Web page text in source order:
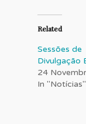
(Opens
new
Related
Sessões de
Divulgação
24
In "Notícias"